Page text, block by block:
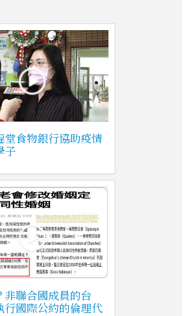
堂食物銀行協助疫情
子
非聯合國成員的台
行國際公約的倫理代